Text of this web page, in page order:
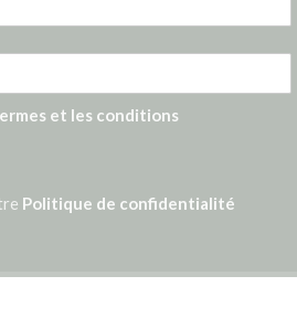
et les conditions
Politique de confidentialité